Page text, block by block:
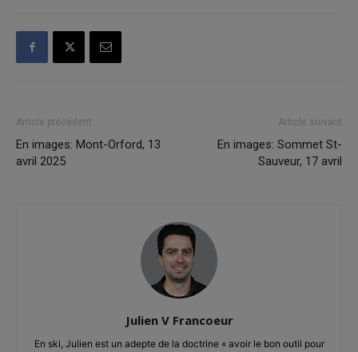
Article précédent
En images: Mont-Orford, 13
avril 2025
Article suivant
En images: Sommet St-
Sauveur, 17 avril
Julien V Francoeur
En ski, Julien est un adepte de la doctrine « avoir le bon outil pour